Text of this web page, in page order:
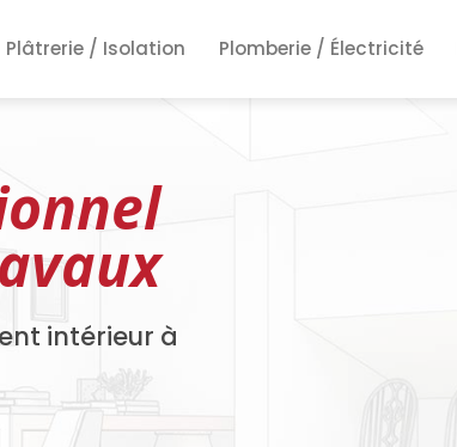
Plâtrerie / Isolation Plomberie / Électricité
intérieur à